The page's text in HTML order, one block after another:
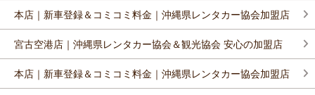
本店｜新車登録＆コミコミ料金｜沖縄県レンタカー協会加盟店
宮古空港店｜沖縄県レンタカー協会＆観光協会 安心の加盟店
本店｜新車登録＆コミコミ料金｜沖縄県レンタカー協会加盟店